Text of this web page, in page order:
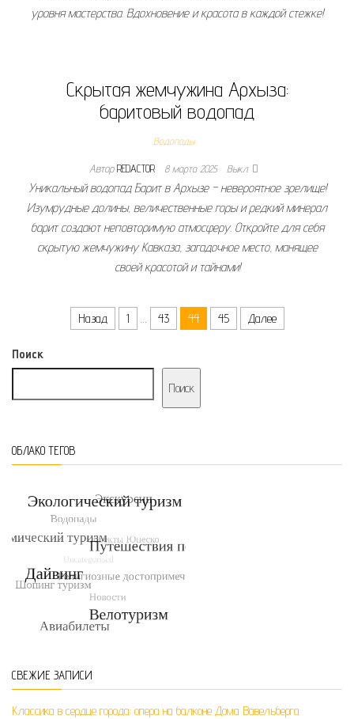
уровня мастерства. Вдохновение и красота в каждой стежке!
Скрытая жемчужина Архыза:
баритовый водопад
Водопады
АвторREDACTOR 8 марта 2025 Выкл.
Уникальный водопад Барит в Архызе – невероятное зрелище!
Изумрудные долины, величественные горы и редкий минерал
барит создают неповторимую атмосферу. Откройте для себя
скрытую жемчужину Кавказа, загадочное место, манящее
своей красотой и тайнами!
Пагинация записей
Назад 1 … 43 44 45 Далее
Поиск
Поиск
ОБЛАКО ТЕГОВ
СВЕЖИЕ ЗАПИСИ
Классика в сердце города: опера на балконе Дома Вавельберга